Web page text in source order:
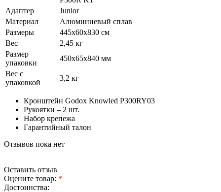
Адаптер
Junior
Материал
Алюминиевый сплав
Размеры
445х60х830 см
Вес
2,45 кг
Размер
упаковки
450х65х840 мм
Вес с
упаковкой
3,2 кг
Кронштейн Godox Knowled P300RY03
Рукоятки – 2 шт.
Набор крепежа
Гарантийный талон
Отзывов пока нет
Оставить отзыв
Оцените товар: *
Достоинства: